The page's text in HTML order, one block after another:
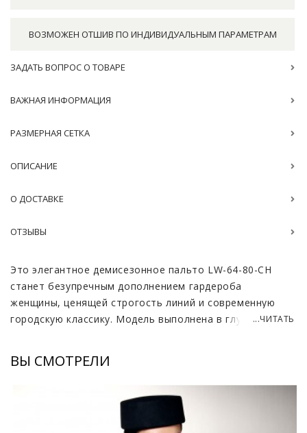
ВОЗМОЖЕН ОТШИВ ПО ИНДИВИДУАЛЬНЫМ ПАРАМЕТРАМ
ЗАДАТЬ ВОПРОС О ТОВАРЕ
ВАЖНАЯ ИНФОРМАЦИЯ
РАЗМЕРНАЯ СЕТКА
ОПИСАНИЕ
О ДОСТАВКЕ
ОТЗЫВЫ
Это элегантное демисезонное пальто LW-64-80-CH
станет безупречным дополнением гардероба
женщины, ценящей строгость линий и современную
городскую классику. Модель выполнена в глубоком
любыми аксессуарами. Смесовый состав на основе
натуральной шерсти обеспечивает отличную
терморегуляцию и сохраняет безупречную форму
изделия даже при активной ежедневной носке.
...ЧИТАТЬ
ВЫ СМОТРЕЛИ